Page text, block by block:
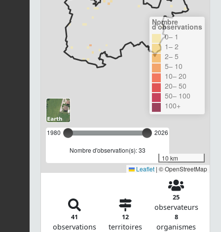
1980 2026
Nombre d'observation(s): 33
Nombre
d'observations
0– 1
1– 2
2– 5
5– 10
10– 20
20– 50
50– 100
100+
10 km
Leaflet | © OpenStreetMap
41
observations
12
territoires
25
observateurs
8
organismes